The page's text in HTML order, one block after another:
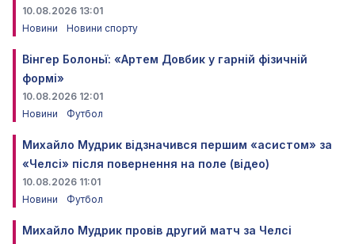
10.08.2026 13:01
Новини
Новини спорту
Вінгер Болоньї: «Артем Довбик у гарній фізичній
формі»
10.08.2026 12:01
Новини
Футбол
Михайло Мудрик відзначився першим «асистом» за
«Челсі» після повернення на поле (відео)
10.08.2026 11:01
Новини
Футбол
Михайло Мудрик провів другий матч за Челсі